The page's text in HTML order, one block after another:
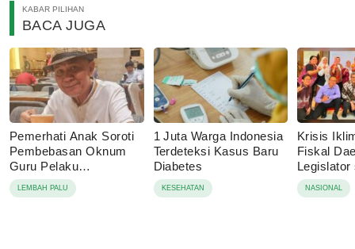
KABAR PILIHAN
BACA JUGA
Pemerhati Anak Soroti
Pembebasan Oknum
Guru Pelaku
Pencabulan, Desak
Proses Hukum
LEMBAH PALU
1 Juta Warga Indonesia
Terdeteksi Kasus Baru
Diabetes
KESEHATAN
Krisis
Fiskal
Legislator
Dorong
NASIONAL